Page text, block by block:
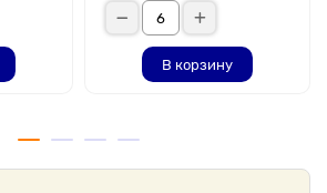
В корзину